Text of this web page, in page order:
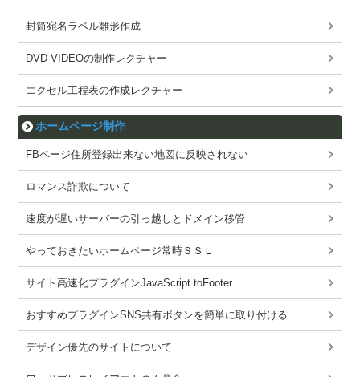
封筒宛名ラベル雛形作成
DVD-VIDEOの制作レクチャー
エクセル工程表の作成レクチャー
ホームページ制作
FBページ住所登録出来ない地図に反映されない
ロマンス詐欺について
速度が遅いサーバーの引っ越しとドメイン移管
やっておきたいホームページ常時ＳＳＬ
サイト高速化プラグインJavaScript toFooter
おすすめプラグインSNS共有ボタンを簡単に取り付ける
デザイン優先のサイトについて